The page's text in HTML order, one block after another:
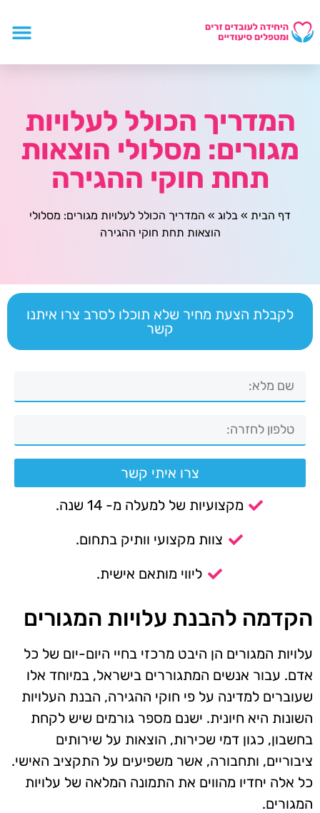
המדריך הכולל לעלויות
מגורים: מסלולי הוצאות
תחת חוקי ההגירה
דף הבית » בלוג » המדריך הכולל לעלויות מגורים: מסלולי
הוצאות תחת חוקי ההגירה
לקבלת הצעת מחיר שלא תוכלו לסרב צרו איתנו
קשר
צרו איתי קשר
מקצועיות של למעלה מ- 14 שנה.
צוות מקצועי וותיק בתחום.
ליווי מותאם אישית.
הקדמה להבנת עלויות המגורים
עלויות המגורים הן היבט מרכזי בחיי היום-יום של כל
אדם. עבור אנשים המתגוררים בישראל, במיוחד אלו
שעוברים למדינה על פי חוקי ההגירה, הבנת העלויות
השונות היא חיונית. ישנם מספר גורמים שיש לקחת
בחשבון, כגון דמי שכירות, הוצאות על שירותים
ציבוריים, ותחבורה, אשר משפיעים על התקציב האישי.
כל אלה יחדיו מהווים את התמונה המלאה של עלויות
המגורים.